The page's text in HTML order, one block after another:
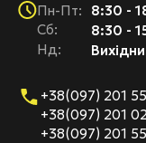
Пн-Пт:
Cб:
Нд:
8:30 -
8:30 -
+38(097) 201
+38(097) 201
+38(097) 201